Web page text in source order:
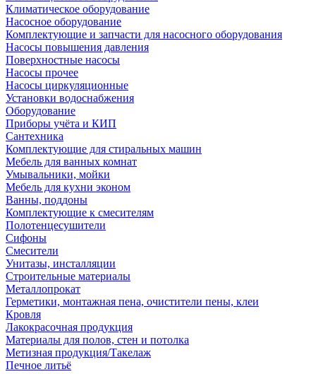
Климатическое оборудование
Насосное оборудование
Комплектующие и запчасти для насосного оборудования
Насосы повышения давления
Поверхностные насосы
Насосы прочее
Насосы циркуляционные
Установки водоснабжения
Оборудование
Приборы учёта и КИП
Сантехника
Комплектующие для стиральных машин
Мебель для ванных комнат
Умывальники, мойки
Мебель для кухни эконом
Ванны, поддоны
Комплектующие к смесителям
Полотенцесушители
Сифоны
Смесители
Унитазы, инсталляции
Строительные материалы
Металлопрокат
Герметики, монтажная пена, очистители пены, клеи
Кровля
Лакокрасочная продукция
Материалы для полов, стен и потолка
Метизная продукция/Такелаж
Печное литьё